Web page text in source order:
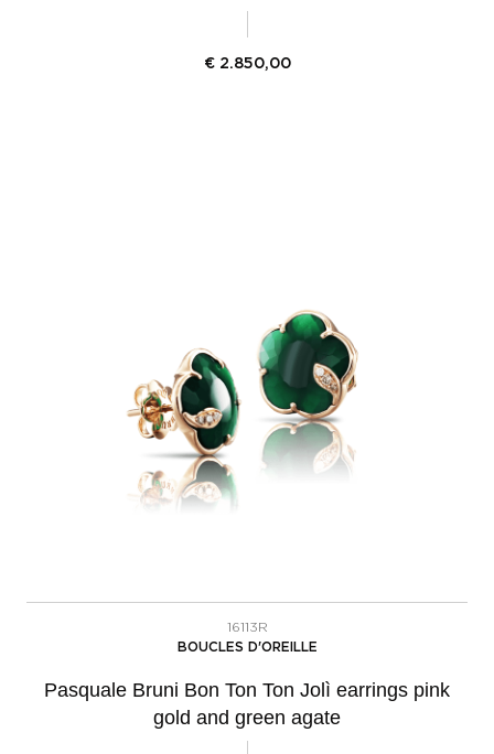
€ 2.850,00
16113R
BOUCLES D'OREILLE
Pasquale Bruni Bon Ton Ton Jolì earrings pink
gold and green agate